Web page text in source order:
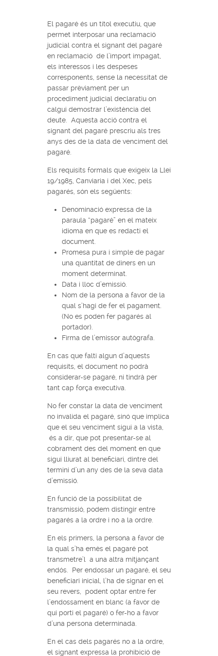
El pagaré és un títol executiu, que
permet interposar una reclamació
judicial contra el signant del pagaré
en reclamació de l’import impagat,
els interessos i les despeses
corresponents, sense la necessitat de
passar prèviament per un
procediment judicial declaratiu on
calgui demostrar l’existència del
deute. Aquesta acció contra el
signant del pagaré prescriu als tres
anys des de la data de venciment del
pagaré.
Els requisits formals que exigeix la Llei
19/1985, Canviaria i del Xec, pels
pagarés, són els següents:
Denominació expressa de la
paraula “pagaré” en el mateix
idioma en que es redacti el
document.
Promesa pura i simple de pagar
una quantitat de diners en un
moment determinat.
Data i lloc d’emissió.
Nom de la persona a favor de la
qual s’hagi de fer el pagament.
(No es poden fer pagarés al
portador).
Firma de l’emissor autògrafa.
En cas que falti algun d’aquests
requisits, el document no podrà
considerar-se pagaré, ni tindrà per
tant cap força executiva.
No fer constar la data de venciment
no invalida el pagaré, sinó que implica
que el seu venciment sigui a la vista,
és a dir, que pot presentar-se al
cobrament des del moment en que
sigui lliurat al beneficiari, dintre del
termini d’un any des de la seva data
d’emissió.
En funció de la possibilitat de
transmissió, podem distingir entre
pagarés a la ordre i no a la ordre.
En els primers, la persona a favor de
la qual s’ha emès el pagaré pot
transmetre’l a una altra mitjançant
endós. Per endossar un pagaré, el seu
beneficiari inicial, l’ha de signar en el
seu revers, podent optar entre fer
l’endossament en blanc (a favor de
qui porti el pagaré) o fer-ho a favor
d’una persona determinada.
En el cas dels pagarés no a la ordre,
el signant expressa la prohibició de